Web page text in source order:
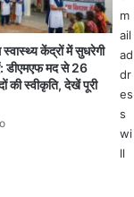
केंद्रों में सुधरेगी
डीएमएफ मद से 26
की स्वीकृति, देखें पूरी
m
ail
ad
dr
es
s
wi
ll